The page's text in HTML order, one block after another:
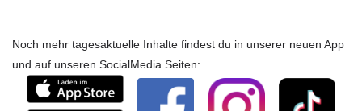
Noch mehr tagesaktuelle Inhalte findest du in unserer neuen App
und auf unseren SocialMedia Seiten: